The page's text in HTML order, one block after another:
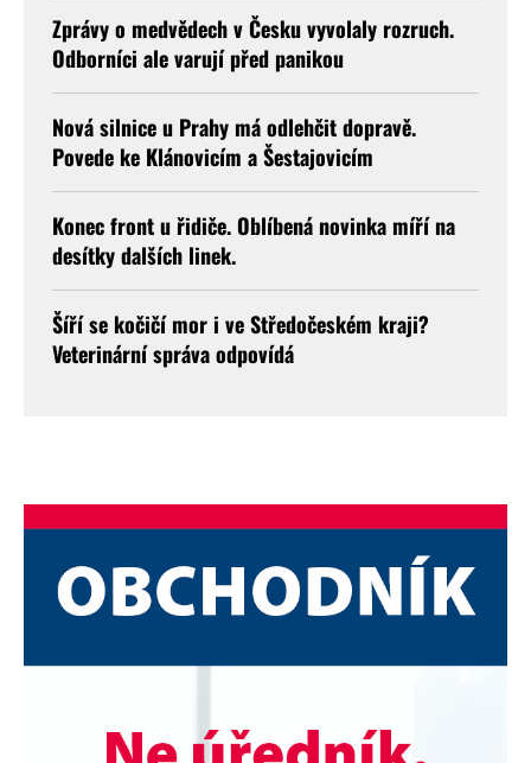
Zprávy o medvědech v Česku vyvolaly rozruch.
Odborníci ale varují před panikou
Nová silnice u Prahy má odlehčit dopravě.
Povede ke Klánovicím a Šestajovicím
Konec front u řidiče. Oblíbená novinka míří na
desítky dalších linek.
Šíří se kočičí mor i ve Středočeském kraji?
Veterinární správa odpovídá